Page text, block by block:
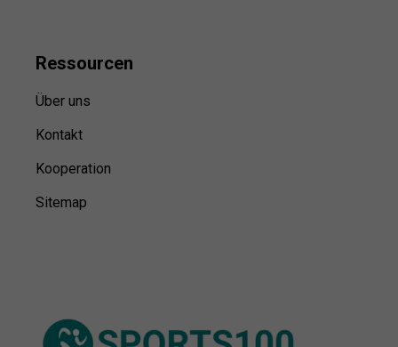
Ressourcen
Über uns
Kontakt
Kooperation
Sitemap